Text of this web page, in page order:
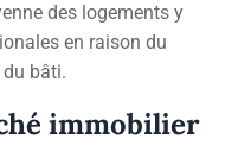
des logements y
en raison du
bâti.
immobilier